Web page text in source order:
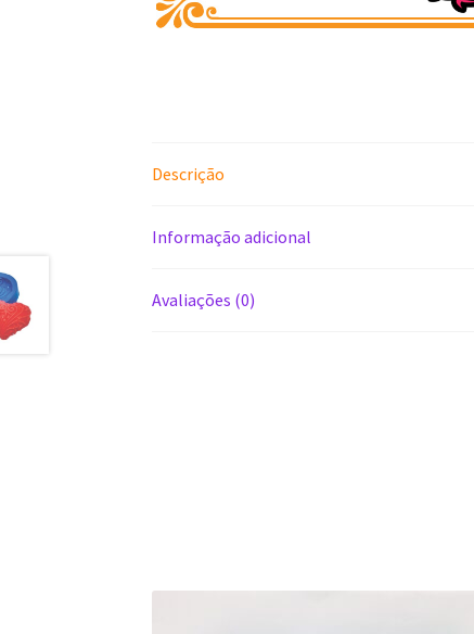
Descrição
Informação adicional
Avaliações (0)